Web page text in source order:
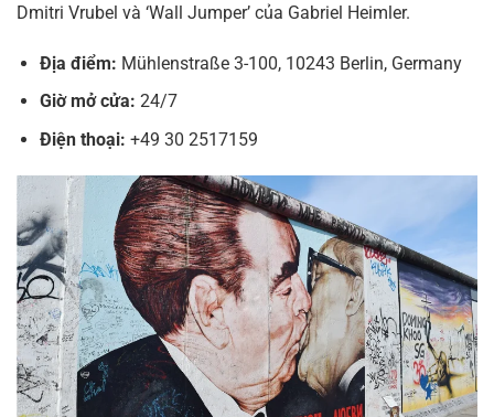
Dmitri Vrubel và ‘Wall Jumper’ của Gabriel Heimler.
Địa điểm: Mühlenstraße 3-100, 10243 Berlin, Germany
Giờ mở cửa: 24/7
Điện thoại: +49 30 2517159